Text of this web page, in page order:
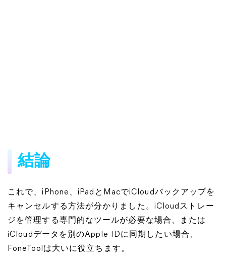
結論
これで、iPhone、iPadとMacでiCloudバックアップを
キャンセルする方法が分かりました。iCloudストレー
ジを管理する専門的なツールが必要な場合、または
iCloudデータを別のApple IDに同期したい場合、
FoneToolは大いに役立ちます。